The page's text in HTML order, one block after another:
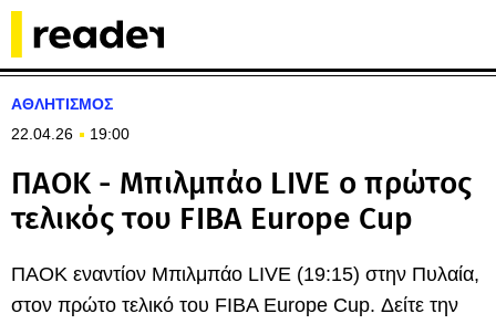
ΑΘΛΗΤΙΣΜΟΣ
22.04.26
19:00
ΠΑΟΚ - Μπιλμπάο LIVE ο πρώτος
τελικός του FIBA Europe Cup
ΠΑΟΚ εναντίον Μπιλμπάο LIVE (19:15) στην Πυλαία,
στον πρώτο τελικό του FIBA Europe Cup. Δείτε την